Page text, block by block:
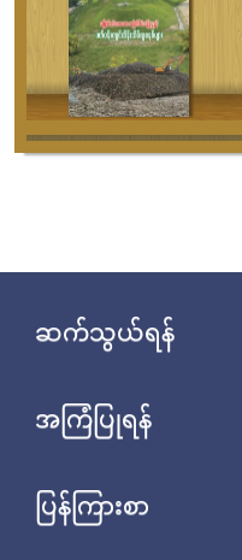
ဆက်သွယ်ရန်
အကြံပြုရန်
ပြန်ကြားစာ